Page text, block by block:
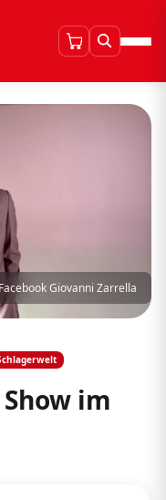
Giovanni Zarrella
im